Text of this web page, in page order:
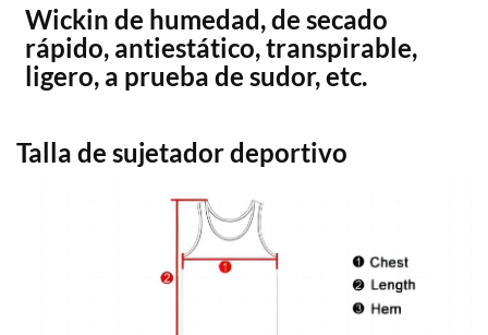
Wickin de humedad, de secado
rápido, antiestático, transpirable,
ligero, a prueba de sudor, etc.
Talla de sujetador deportivo